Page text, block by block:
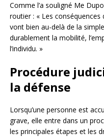
Comme l’a souligné Me
routier : « Les conséquences
vont bien au-delà de la
durablement la mobilité,
l’individu. »
Procédure
la défense
Lorsqu’une personne est
grave, elle entre dans un
les principales étapes et les